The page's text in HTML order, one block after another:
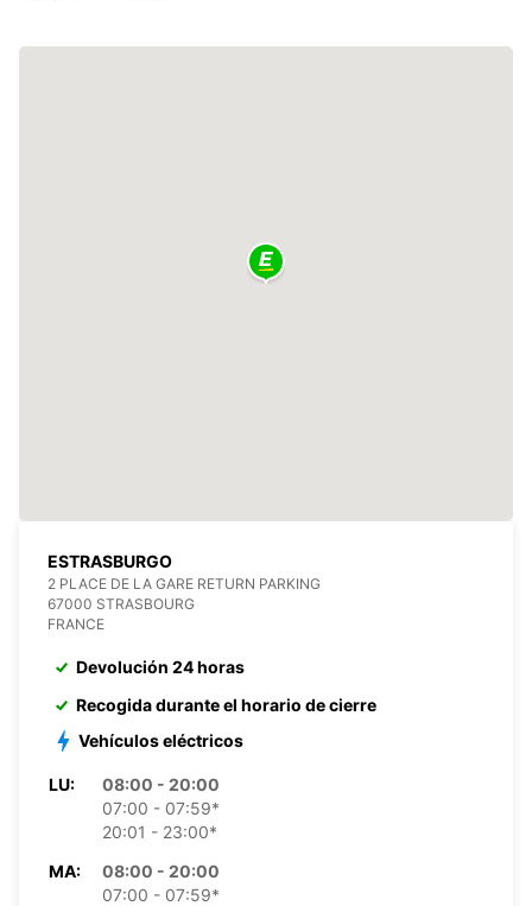
ESTRASBURGO
2 PLACE DE LA GARE RETURN PARKING
67000 STRASBOURG
FRANCE
Devolución 24 horas
Recogida durante el horario de cierre
Vehículos eléctricos
LU:
08:00 - 20:00
07:00 - 07:59*
20:01 - 23:00*
MA:
08:00 - 20:00
07:00 - 07:59*